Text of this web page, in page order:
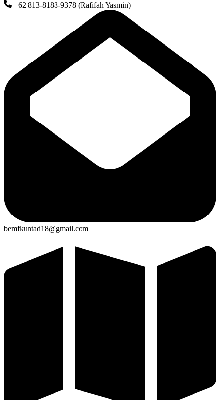
+62 813-8188-9378 (Rafifah Yasmin)
bemfkuntad18@gmail.com